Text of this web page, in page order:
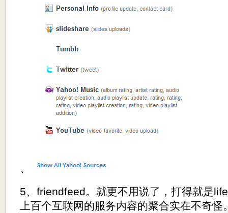
、
5、friendfeed。就更不用说了，打得就是
上百个互联网的服务内容的聚合实在不奇怪